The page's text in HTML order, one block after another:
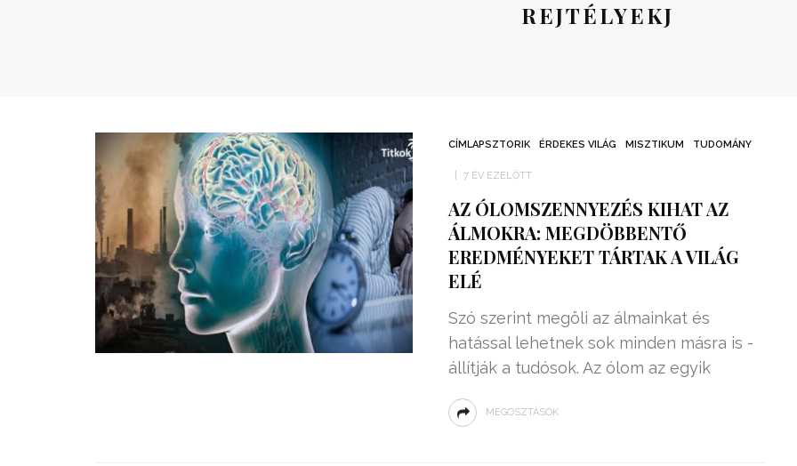
REJTÉLYEKJ
CÍMLAPSZTORIK ÉRDEKES VILÁG MISZTIKUM TUDOMÁNY
7 ÉV EZELŐTT
AZ ÓLOMSZENNYEZÉS KIHAT AZ
ÁLMOKRA: MEGDÖBBENTŐ
EREDMÉNYEKET TÁRTAK A VILÁG
ELÉ
Szó szerint megöli az álmainkat és
hatással lehetnek sok minden másra is -
állítják a tudósok. Az ólom az egyik
MEGOSZTÁSOK